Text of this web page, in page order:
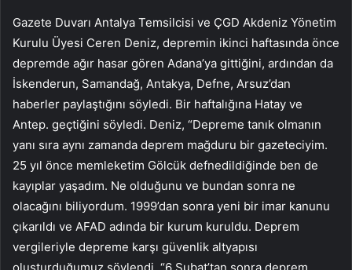
Gazete Duvarı Antalya Temsilcisi ve ÇGD Akdeniz Yönetim
Kurulu Üyesi Ceren Deniz, depremin ikinci haftasında önce
depremde ağır hasar gören Adana’ya gittiğini, ardından da
İskenderun, Samandağ, Antakya, Defne, Arsuz’dan
haberler paylaştığını söyledi. Bir haftalığına Hatay ve
Antep. geçtiğini söyledi. Deniz, “Depreme tanık olmanın
yanı sıra aynı zamanda deprem mağduru bir gazeteciyim.
25 yıl önce memleketim Gölcük defnedildiğinde ben de
kayıplar yaşadım. Ne olduğunu ve bundan sonra ne
olacağını biliyordum. 1999’dan sonra yeni bir imar kanunu
çıkarıldı ve AFAD adında bir kurum kuruldu. Deprem
vergileriyle depreme karşı güvenlik altyapısı
oluşturduğumuz söylendi. “6 Şubat’tan sonra deprem